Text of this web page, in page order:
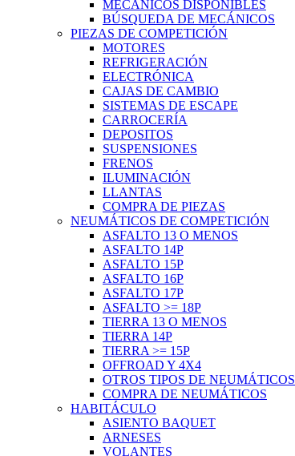
MECÁNICOS DISPONIBLES
BÚSQUEDA DE MECÁNICOS
PIEZAS DE COMPETICIÓN
MOTORES
REFRIGERACIÓN
ELECTRÓNICA
CAJAS DE CAMBIO
SISTEMAS DE ESCAPE
CARROCERÍA
DEPOSITOS
SUSPENSIONES
FRENOS
ILUMINACIÓN
LLANTAS
COMPRA DE PIEZAS
NEUMÁTICOS DE COMPETICIÓN
ASFALTO 13 O MENOS
ASFALTO 14P
ASFALTO 15P
ASFALTO 16P
ASFALTO 17P
ASFALTO >= 18P
TIERRA 13 O MENOS
TIERRA 14P
TIERRA >= 15P
OFFROAD Y 4X4
OTROS TIPOS DE NEUMÁTICOS
COMPRA DE NEUMÁTICOS
HABITÁCULO
ASIENTO BAQUET
ARNESES
VOLANTES